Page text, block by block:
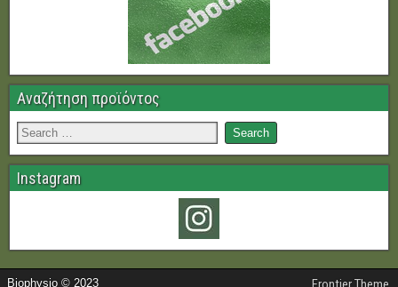
Αναζήτηση προϊόντος
Instagram
Biophysio © 2023